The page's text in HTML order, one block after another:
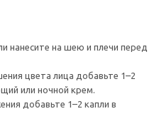
нанесите на шею и плечи перед
цвета лица добавьте 1–2
или ночной крем.
добавьте 1–2 капли в